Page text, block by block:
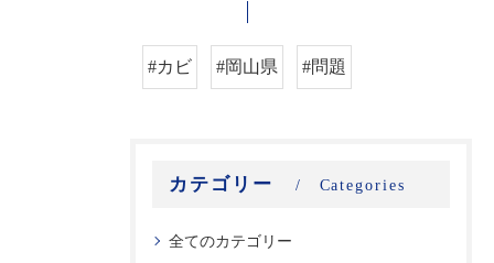
#カビ #岡山県 #問題
カテゴリー Categories
全てのカテゴリー